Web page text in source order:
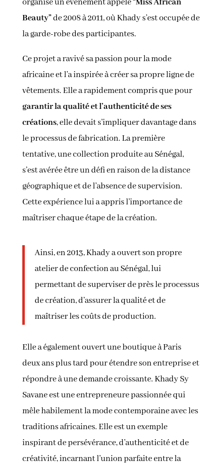
organisé un événement appelé“Miss African
Beauty”de 2008 à 2011, où Khady s’est occupée de
la garde-robe des participantes.
Ce projet a ravivé sa passion pour la mode
africaine et l’a inspirée à créer sa propre ligne de
vêtements. Elle a rapidement compris que pour
garantir la qualité et l’authenticité de ses
créations, elle devait s’impliquer davantage dans
le processus de fabrication. La première
tentative, une collection produite au Sénégal,
s’est avérée être un défi en raison de la distance
géographique et de l’absence de supervision.
Cette expérience lui a appris l’importance de
maîtriser chaque étape de la création.
Ainsi, en 2013, Khady a ouvert son propre
atelier de confection au Sénégal, lui
permettant de superviser de près le processus
de création, d’assurer la qualité et de
maîtriser les coûts de production.
Elle a également ouvert une boutique à Paris
deux ans plus tard pour étendre son entreprise et
répondre à une demande croissante. Khady Sy
Savane est une entrepreneure passionnée qui
mêle habilement la mode contemporaine avec les
traditions africaines. Elle est un exemple
inspirant de persévérance, d’authenticité et de
créativité, incarnant l’union parfaite entre la